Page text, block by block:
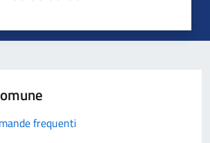
frequenti